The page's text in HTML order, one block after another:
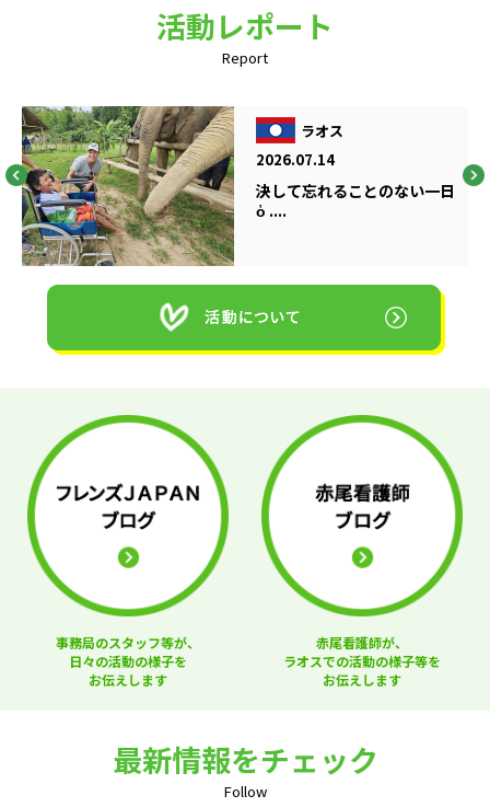
活動レポート
Report
ラオス
2026.07.14
決して忘れることのない一日
ὁ ....
事務局のスタッフ等が、
日々の活動の様子を
お伝えします
赤尾看護師が、
ラオスでの活動の様子等を
お伝えします
最新情報をチェック
Follow